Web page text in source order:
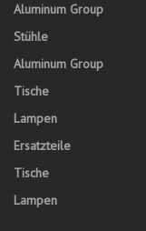
Aluminum Group
Stühle
Aluminum Group
Tische
Lampen
Ersatzteile
Tische
Lampen